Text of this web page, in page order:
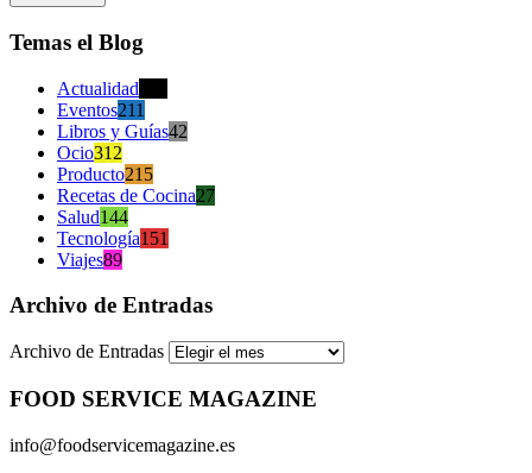
Temas el Blog
Actualidad
Eventos211
Libros y Guías42
Ocio312
Producto215
Recetas de Cocina27
Salud144
Tecnología151
Viajes89
Archivo de Entradas
Archivo de Entradas
FOOD SERVICE MAGAZINE
info@foodservicemagazine.es